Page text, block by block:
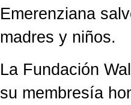
Emerenziana
madres y niños.
La Fundación
su membresía